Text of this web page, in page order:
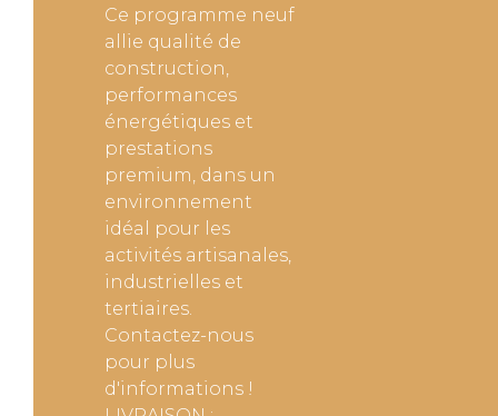
Ce programme neuf
allie qualité de
construction,
performances
énergétiques et
prestations
premium, dans un
environnement
idéal pour les
activités artisanales,
industrielles et
tertiaires.
Contactez-nous
pour plus
d'informations !